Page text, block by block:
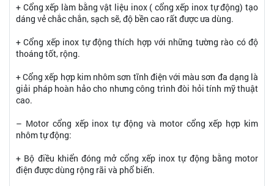
+ Cổng xếp làm bằng vật liệu inox ( cổng xếp inox tự động) tạo
dáng vẻ chắc chắn, sạch sẽ, độ bền cao rất được ưa dùng.
+ Cổng xếp inox tự động thích hợp với những tường rào có độ
thoáng tốt, rộng.
+ Cổng xếp hợp kim nhôm sơn tĩnh điện với màu sơn đa dạng là
giải pháp hoàn hảo cho nhưng công trình đòi hỏi tính mỹ thuật
cao.
– Motor cổng xếp inox tự động và motor cổng xếp hợp kim
nhôm tự động:
+ Bộ điều khiển đóng mở cổng xếp inox tự động bằng motor
điện được dùng rộng rãi và phổ biến.